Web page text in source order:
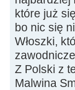
które już
bo nic się
Włoszki,
Z Polski z
Malwina